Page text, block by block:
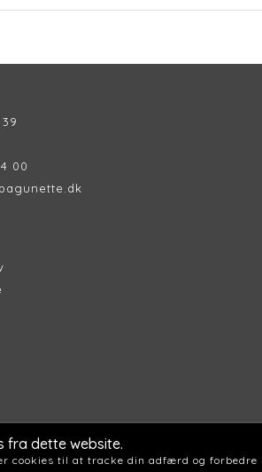
00
fra dette website.
cookies til at tracke din adfærd og forbedre